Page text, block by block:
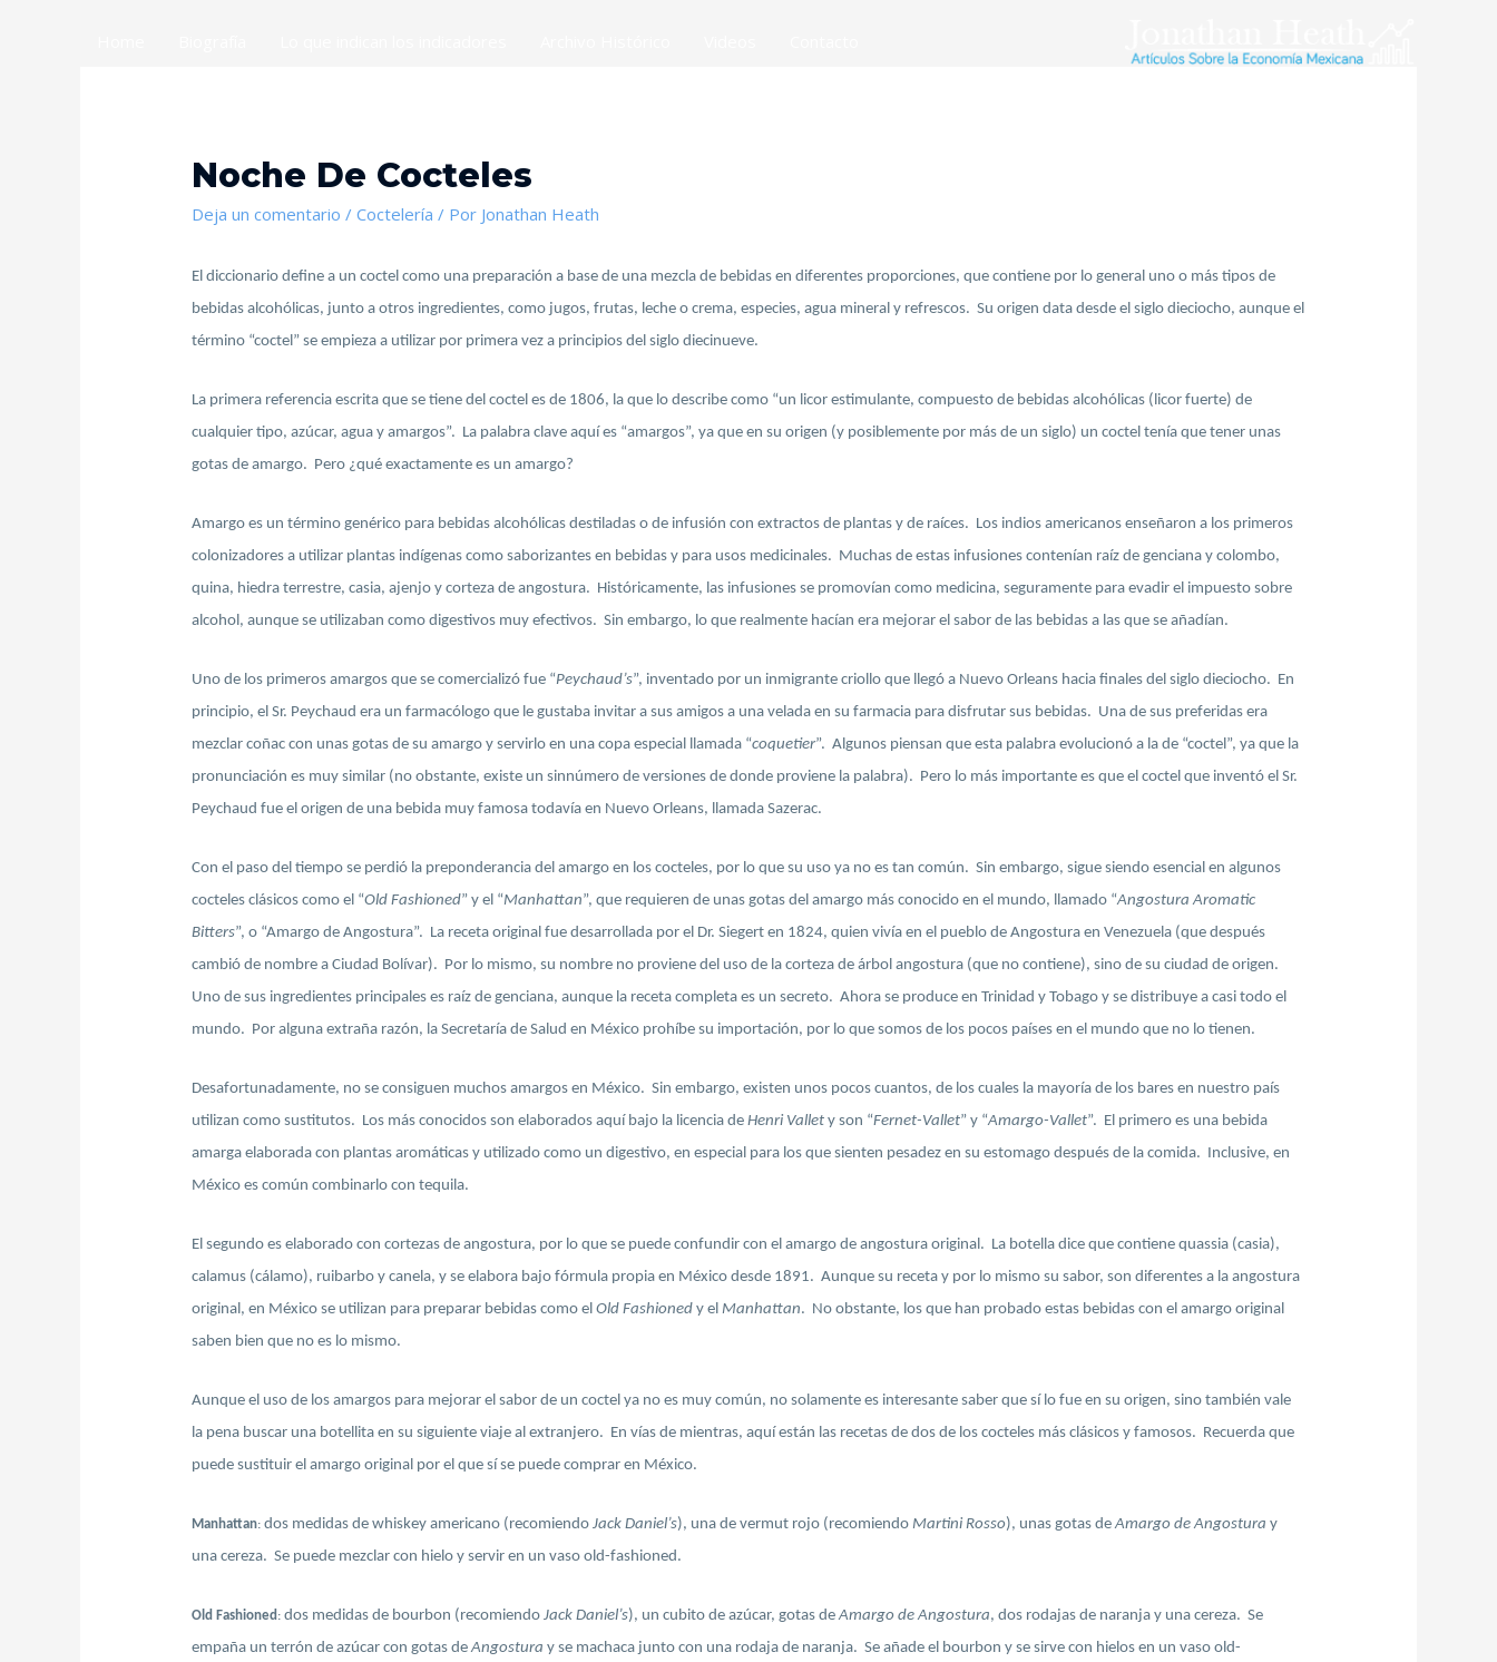
Noche De Cocteles
Deja un comentario /Coctelería / Por Jonathan Heath
El diccionario define a un coctel como una preparación a base de una mezcla de bebidas en diferentes proporciones, que contiene por lo general uno o más tipos de
bebidas alcohólicas, junto a otros ingredientes, como jugos, frutas, leche o crema, especies, agua mineral y refrescos. Su origen data desde el siglo dieciocho, aunque el
término “coctel” se empieza a utilizar por primera vez a principios del siglo diecinueve.
La primera referencia escrita que se tiene del coctel es de 1806, la que lo describe como “un licor estimulante, compuesto de bebidas alcohólicas (licor fuerte) de
cualquier tipo, azúcar, agua y amargos”. La palabra clave aquí es “amargos”, ya que en su origen (y posiblemente por más de un siglo) un coctel tenía que tener unas
gotas de amargo. Pero ¿qué exactamente es un amargo?
Amargo es un término genérico para bebidas alcohólicas destiladas o de infusión con extractos de plantas y de raíces. Los indios americanos enseñaron a los primeros
colonizadores a utilizar plantas indígenas como saborizantes en bebidas y para usos medicinales. Muchas de estas infusiones contenían raíz de genciana y colombo,
quina, hiedra terrestre, casia, ajenjo y corteza de angostura. Históricamente, las infusiones se promovían como medicina, seguramente para evadir el impuesto sobre
alcohol, aunque se utilizaban como digestivos muy efectivos. Sin embargo, lo que realmente hacían era mejorar el sabor de las bebidas a las que se añadían.
Uno de los primeros amargos que se comercializó fue “Peychaud’s”, inventado por un inmigrante criollo que llegó a Nuevo Orleans hacia finales del siglo dieciocho. En
principio, el Sr. Peychaud era un farmacólogo que le gustaba invitar a sus amigos a una velada en su farmacia para disfrutar sus bebidas. Una de sus preferidas era
mezclar coñac con unas gotas de su amargo y servirlo en una copa especial llamada “coquetier”. Algunos piensan que esta palabra evolucionó a la de “coctel”, ya que la
pronunciación es muy similar (no obstante, existe un sinnúmero de versiones de donde proviene la palabra). Pero lo más importante es que el coctel que inventó el Sr.
Peychaud fue el origen de una bebida muy famosa todavía en Nuevo Orleans, llamada Sazerac.
Con el paso del tiempo se perdió la preponderancia del amargo en los cocteles, por lo que su uso ya no es tan común. Sin embargo, sigue siendo esencial en algunos
cocteles clásicos como el “Old Fashioned” y el “Manhattan”, que requieren de unas gotas del amargo más conocido en el mundo, llamado “Angostura Aromatic
Bitters”, o “Amargo de Angostura”. La receta original fue desarrollada por el Dr. Siegert en 1824, quien vivía en el pueblo de Angostura en Venezuela (que después
cambió de nombre a Ciudad Bolívar). Por lo mismo, su nombre no proviene del uso de la corteza de árbol angostura (que no contiene), sino de su ciudad de origen.
Uno de sus ingredientes principales es raíz de genciana, aunque la receta completa es un secreto. Ahora se produce en Trinidad y Tobago y se distribuye a casi todo el
mundo. Por alguna extraña razón, la Secretaría de Salud en México prohíbe su importación, por lo que somos de los pocos países en el mundo que no lo tienen.
Desafortunadamente, no se consiguen muchos amargos en México. Sin embargo, existen unos pocos cuantos, de los cuales la mayoría de los bares en nuestro país
utilizan como sustitutos. Los más conocidos son elaborados aquí bajo la licencia deHenri Vallet y son “Fernet-Vallet” y “Amargo-Vallet”. El primero es una bebida
amarga elaborada con plantas aromáticas y utilizado como un digestivo, en especial para los que sienten pesadez en su estomago después de la comida. Inclusive, en
México es común combinarlo con tequila.
El segundo es elaborado con cortezas de angostura, por lo que se puede confundir con el amargo de angostura original. La botella dice que contiene quassia (casia),
calamus (cálamo), ruibarbo y canela, y se elabora bajo fórmula propia en México desde 1891. Aunque su receta y por lo mismo su sabor, son diferentes a la angostura
original, en México se utilizan para preparar bebidas como elOld Fashioned y elManhattan. No obstante, los que han probado estas bebidas con el amargo original
saben bien que no es lo mismo.
Aunque el uso de los amargos para mejorar el sabor de un coctel ya no es muy común, no solamente es interesante saber que sí lo fue en su origen, sino también vale
la pena buscar una botellita en su siguiente viaje al extranjero. En vías de mientras, aquí están las recetas de dos de los cocteles más clásicos y famosos. Recuerda que
puede sustituir el amargo original por el que sí se puede comprar en México.
Manhattan:dos medidas de whiskey americano (recomiendoJack Daniel’s), una de vermut rojo (recomiendoMartini Rosso), unas gotas deAmargo de Angostura y
una cereza. Se puede mezclar con hielo y servir en un vaso old-fashioned.
Old Fashioned :dos medidas de bourbon (recomiendoJack Daniel’s), un cubito de azúcar, gotas deAmargo de Angostura, dos rodajas de naranja y una cereza. Se
empaña un terrón de azúcar con gotas deAngostura y se machaca junto con una rodaja de naranja. Se añade el bourbon y se sirve con hielos en un vaso old-